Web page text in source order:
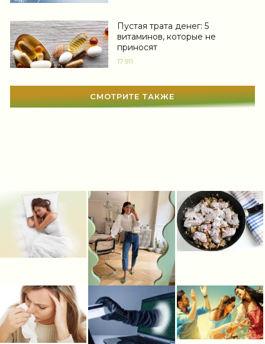
Гадания
Сонник
Мир женщины (1817)
Пустая трата денег: 5
витаминов, которые не
приносят
17 911
СМОТРИТЕ ТАКЖЕ